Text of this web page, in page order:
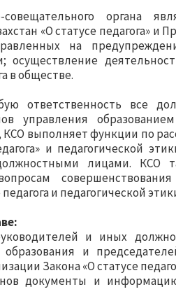
органа
«О статусе педагога» и
на
осуществление
в обществе.
ответственность все
управления
КСО выполняет функции по
и педагогической
лицами. КСО
и педагогической
и иных
и
Закона «О статусе
документы и